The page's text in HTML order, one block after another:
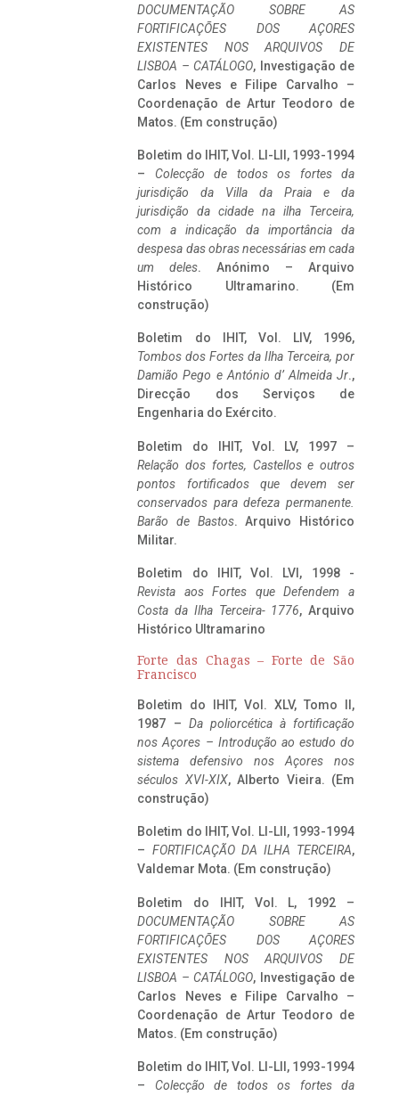
DOCUMENTAÇÃO SOBRE AS
FORTIFICAÇÕES DOS AÇORES
EXISTENTES NOS ARQUIVOS DE
LISBOA – CATÁLOGO, Investigação de
Carlos Neves e Filipe Carvalho –
Coordenação de Artur Teodoro de
Matos. (Em construção)
Boletim do IHIT, Vol. LI-LII, 1993-1994
– Colecção de todos os fortes da
jurisdição da Villa da Praia e da
jurisdição da cidade na ilha Terceira,
com a indicação da importância da
despesa das obras necessárias em cada
um deles. Anónimo – Arquivo
Histórico Ultramarino. (Em
construção)
Boletim do IHIT, Vol. LIV, 1996,
Tombos dos Fortes da Ilha Terceira, por
Damião Pego e António d’ Almeida Jr.,
Direcção dos Serviços de
Engenharia do Exército.
Boletim do IHIT, Vol. LV, 1997 –
Relação dos fortes, Castellos e outros
pontos fortificados que devem ser
conservados para defeza permanente.
Barão de Bastos. Arquivo Histórico
Militar.
Boletim do IHIT, Vol. LVI, 1998 -
Revista aos Fortes que Defendem a
Costa da Ilha Terceira- 1776, Arquivo
Histórico Ultramarino
Forte das Chagas – Forte de São
Francisco
Boletim do IHIT, Vol. XLV, Tomo II,
1987 – Da poliorcética à fortificação
nos Açores – Introdução ao estudo do
sistema defensivo nos Açores nos
séculos XVI-XIX, Alberto Vieira. (Em
construção)
Boletim do IHIT, Vol. LI-LII, 1993-1994
– FORTIFICAÇÃO DA ILHA TERCEIRA,
Valdemar Mota. (Em construção)
Boletim do IHIT, Vol. L, 1992 –
DOCUMENTAÇÃO SOBRE AS
FORTIFICAÇÕES DOS AÇORES
EXISTENTES NOS ARQUIVOS DE
LISBOA – CATÁLOGO, Investigação de
Carlos Neves e Filipe Carvalho –
Coordenação de Artur Teodoro de
Matos. (Em construção)
Boletim do IHIT, Vol. LI-LII, 1993-1994
– Colecção de todos os fortes da